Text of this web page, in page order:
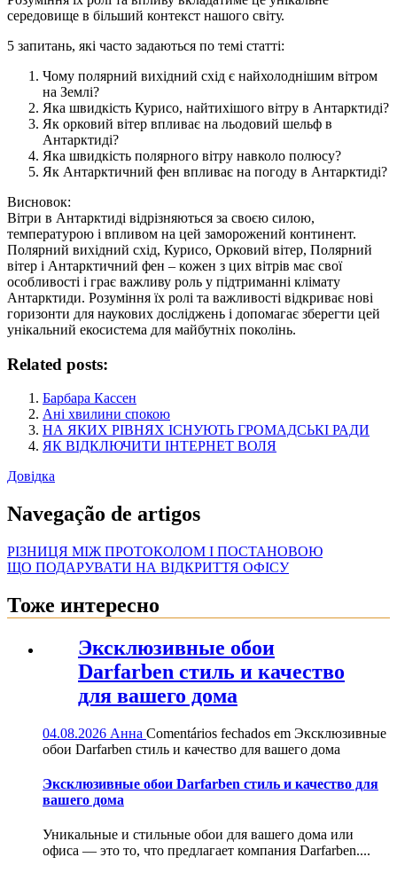
середовище в більший контекст нашого світу.
5 запитань, які часто задаються по темі статті:
Чому полярний вихідний схід є найхолоднішим вітром
на Землі?
Яка швидкість Курисо, найтихішого вітру в Антарктиді?
Як орковий вітер впливає на льодовий шельф в
Антарктиді?
Яка швидкість полярного вітру навколо полюсу?
Як Антарктичний фен впливає на погоду в Антарктиді?
Висновок:
Вітри в Антарктиді відрізняються за своєю силою,
температурою і впливом на цей заморожений континент.
Полярний вихідний схід, Курисо, Орковий вітер, Полярний
вітер і Антарктичний фен – кожен з цих вітрів має свої
особливості і грає важливу роль у підтриманні клімату
Антарктиди. Розуміння їх ролі та важливості відкриває нові
горизонти для наукових досліджень і допомагає зберегти цей
унікальний екосистема для майбутніх поколінь.
Related posts:
Барбара Кассен
Ані хвилини спокою
НА ЯКИХ РІВНЯХ ІСНУЮТЬ ГРОМАДСЬКІ РАДИ
ЯК ВІДКЛЮЧИТИ ІНТЕРНЕТ ВОЛЯ
Довідка
Navegação de artigos
РІЗНИЦЯ МІЖ ПРОТОКОЛОМ І ПОСТАНОВОЮ
ЩО ПОДАРУВАТИ НА ВІДКРИТТЯ ОФІСУ
Тоже интересно
Эксклюзивные обои
Darfarben стиль и качество
для вашего дома
04.08.2026 Анна Comentários fechados em Эксклюзивные
обои Darfarben стиль и качество для вашего дома
Эксклюзивные обои Darfarben стиль и качество для
вашего дома
Уникальные и стильные обои для вашего дома или
офиса — это то, что предлагает компания Darfarben....